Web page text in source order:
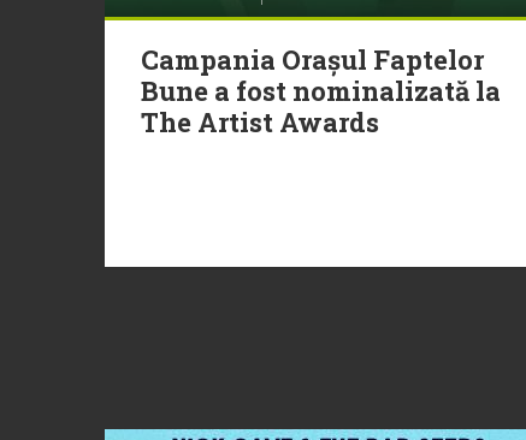
Campania Orașul Faptelor
Bune a fost nominalizată la
The Artist Awards